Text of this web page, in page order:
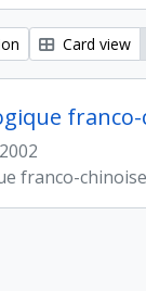
Card view
franco-